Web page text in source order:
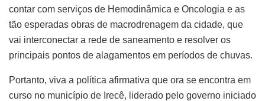
contar com serviços de Hemodinâmica e Oncologia e as
tão esperadas obras de macrodrenagem da cidade, que
vai interconectar a rede de saneamento e resolver os
principais pontos de alagamentos em períodos de chuvas.
Portanto, viva a política afirmativa que ora se encontra em
curso no município de Irecê, liderado pelo governo iniciado